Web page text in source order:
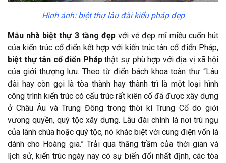
Hình ảnh: biệt thự lâu đài kiểu pháp đẹp
Mẫu nhà biệt thự 3 tầng đẹpvới vẻ đẹp mĩ miều cuốn hút
của kiến trúc cổ điển kết hợp với kiến trúc tân cổ điển Pháp,
biệt thự tân cổ điển Phápthật sự phù hợp với địa vị xã hội
của giới thượng lưu. Theo từ điển bách khoa toàn thư “Lâu
đài hay còn gọi là tòa thành hay thành trì là một loại hình
công trình kiến trúc có cấu trúc rất kiên cố đã được xây dựng
ở Châu Âu và Trung Đông trong thời kì Trung Cổ do giới
vương quyền, quý tộc xây dựng. Lâu đài chính là nơi trú ngụ
của lãnh chúa hoặc quý tộc, nó khác biệt với cung điện vốn là
dành cho Hoàng gia.” Trải qua thăng trầm của thời gian và
lịch sử, kiến trúc ngày nay có sự biến đổi nhất định, các tòa